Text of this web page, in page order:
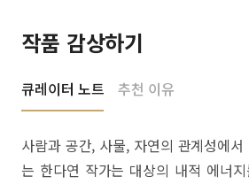
작품 감상하기
큐레이터 노트 추천 이유
사람과 공간, 사물, 자연의 관계성에
는 한다연 작가는 대상의 내적 에너